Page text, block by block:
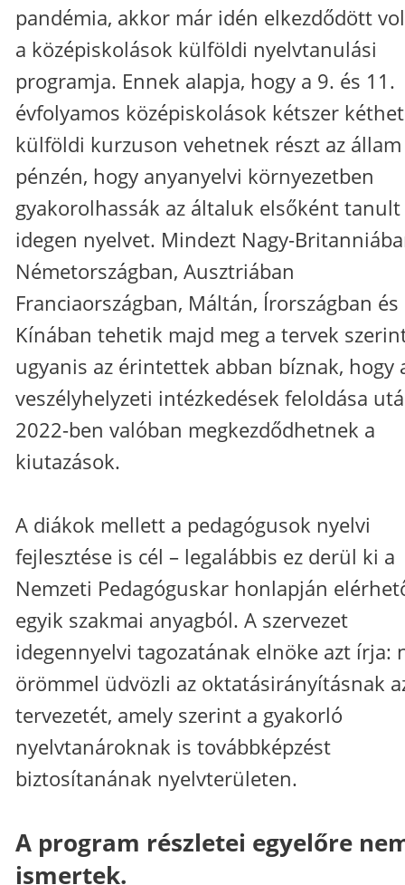
pandémia, akkor már idén elkezdődött
a középiskolások külföldi nyelvtanulási
programja. Ennek alapja, hogy a 9. és 11.
évfolyamos középiskolások kétszer
külföldi kurzuson vehetnek részt az állam
pénzén, hogy anyanyelvi környezetben
gyakorolhassák az általuk elsőként tanult
idegen nyelvet. Mindezt Nagy-
Németországban, Ausztriában
Franciaországban, Máltán, Írországban és
Kínában tehetik majd meg a tervek
ugyanis az érintettek abban bíznak, hogy
veszélyhelyzeti intézkedések feloldása
2022-ben valóban megkezdődhetnek a
kiutazások.
A diákok mellett a pedagógusok nyelvi
fejlesztése is cél – legalábbis ez derül ki a
Nemzeti Pedagóguskar honlapján
egyik szakmai anyagból. A szervezet
idegennyelvi tagozatának elnöke azt írja:
örömmel üdvözli az oktatásirányításnak
tervezetét, amely szerint a gyakorló
nyelvtanároknak is továbbképzést
biztosítanának nyelvterületen.
A program részletei egyelőre
ismertek.